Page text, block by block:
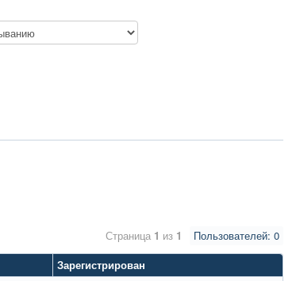
Пользователей: 0
Страница 1 из 1
Зарегистрирован